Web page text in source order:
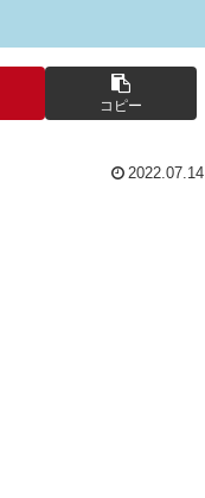
コピー
2022.07.14